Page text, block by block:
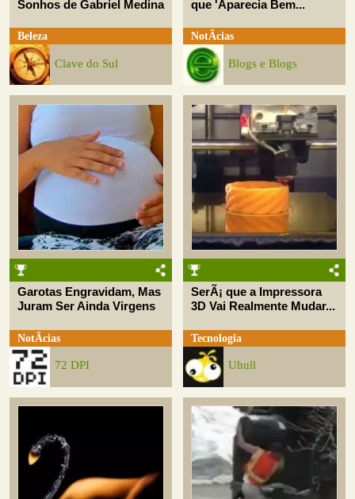
Sonhos de Gabriel Medina
Beleza
Clave do Sul
que 'Aparecia Bem...
NotÃ­cias
Blogs e Blogs
Garotas Engravidam, Mas
Juram Ser Ainda Virgens
NotÃ­cias
72 DPI
SerÃ¡ que a Impressora
3D Vai Realmente Mudar...
Tecnologia
Uhull